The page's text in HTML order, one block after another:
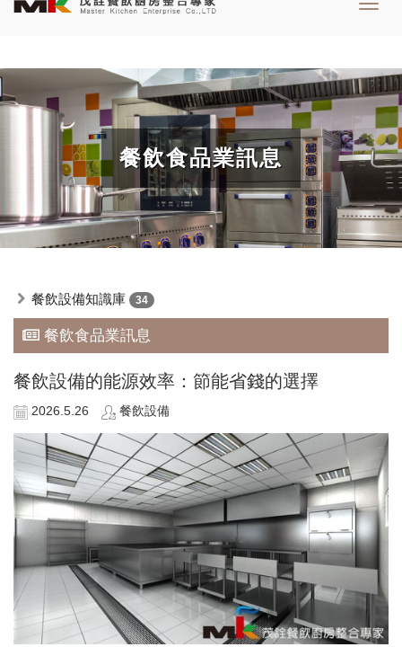
餐飲食品業訊息
餐飲設備知識庫 34
餐飲食品業訊息
餐飲設備的能源效率：節能省錢的選擇
2026.5.26 餐飲設備